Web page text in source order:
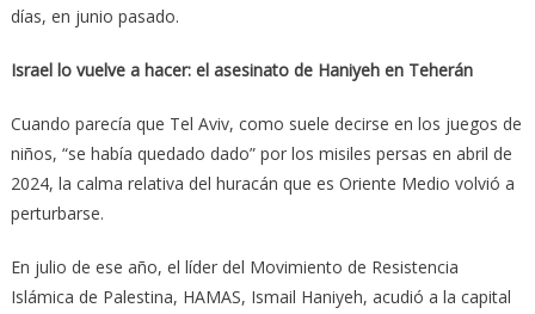
días, en junio pasado.
Israel lo vuelve a hacer: el asesinato de Haniyeh en Teherán
Cuando parecía que Tel Aviv, como suele decirse en los juegos de
niños, “se había quedado dado” por los misiles persas en abril de
2024, la calma relativa del huracán que es Oriente Medio volvió a
perturbarse.
En julio de ese año, el líder del Movimiento de Resistencia
Islámica de Palestina, HAMAS, Ismail Haniyeh, acudió a la capital